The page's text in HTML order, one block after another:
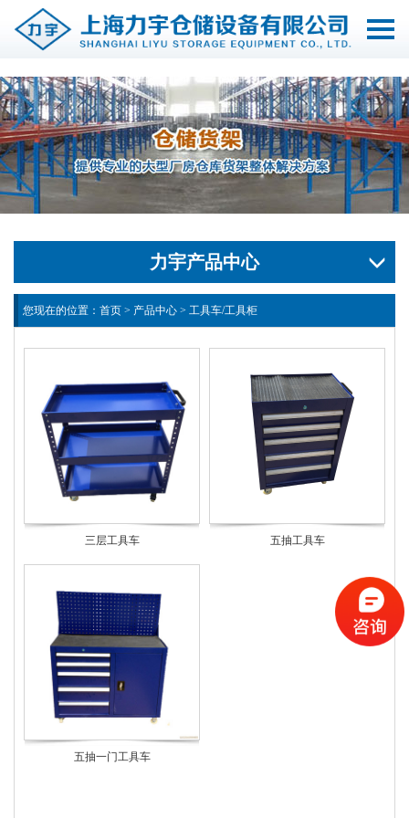
切
航
力宇产品中心
您现在的位置： 首页 > 产品中心 > 工具车/工具柜
三层工具车 五抽工具车
五抽一门工具车